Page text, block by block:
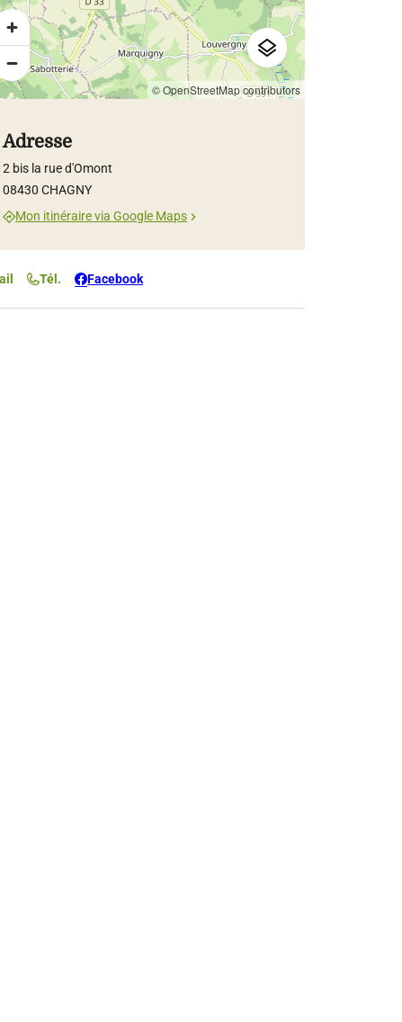
Aurelie
Aurelie
© OpenStreetMap contributors
Adresse
2 bis la rue d'Omont
08430 CHAGNY
Mon itinéraire via Google Maps
Tél. Facebook